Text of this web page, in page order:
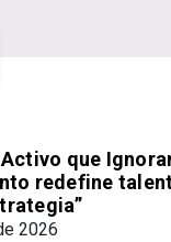
que
redefine
2026